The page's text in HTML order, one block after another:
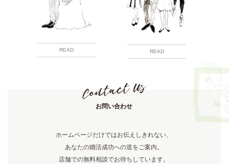
READ READ
お問い合わせ
ホームページだけではお伝えしきれない、
あなたの婚活成功への道をご案内。
店舗での無料相談でお待ちしています。